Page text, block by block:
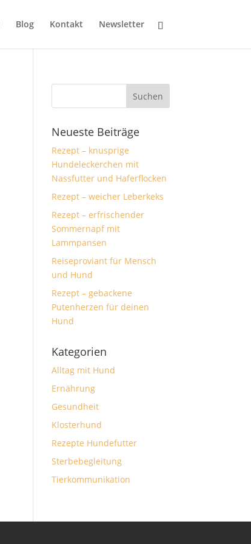
Blog Kontakt Newsletter
Neueste Beiträge
Rezept – knusprige
Hundeleckerchen mit
Nassfutter und Haferflocken
Rezept – weicher Leberkeks
Rezept – erfrischender
Sommernapf mit
Lammpansen
Reiseproviant für Mensch
und Hund
Rezept – gebackene
Putenherzen für deinen
Hund
Kategorien
Alltag mit Hund
Ernährung
Gesundheit
Klosterhund
Rezepte Hundefutter
Sterbebegleitung
Tierkommunikation